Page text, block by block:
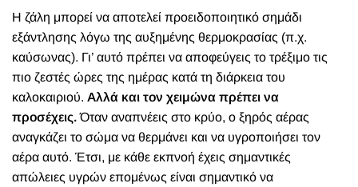
Η ζάλη μπορεί να αποτελεί προειδοποιητικό σημάδι
εξάντλησης λόγω της αυξημένης θερμοκρασίας (π.χ.
καύσωνας). Γι’ αυτό πρέπει να αποφεύγεις το τρέξιμο τις
πιο ζεστές ώρες της ημέρας κατά τη διάρκεια του
καλοκαιριού. Αλλά και τον χειμώνα πρέπει να
προσέχεις.Όταν αναπνέεις στο κρύο, ο ξηρός αέρας
αναγκάζει το σώμα να θερμάνει και να υγροποιήσει τον
αέρα αυτό. Έτσι, με κάθε εκπνοή έχεις σημαντικές
απώλειες υγρών επομένως είναι σημαντικό να